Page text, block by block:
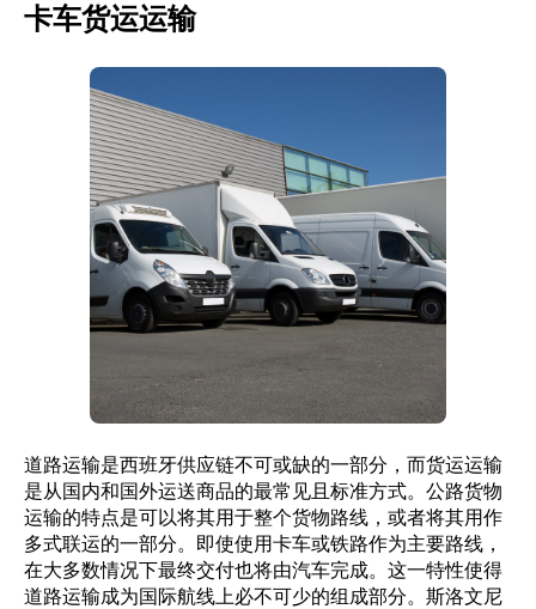
卡车货运运输
道路运输是西班牙供应链不可或缺的一部分，而货运运输
是从国内和国外运送商品的最常见且标准方式。公路货物
运输的特点是可以将其用于整个货物路线，或者将其用作
多式联运的一部分。即使使用卡车或铁路作为主要路线，
在大多数情况下最终交付也将由汽车完成。这一特性使得
道路运输成为国际航线上必不可少的组成部分。斯洛文尼